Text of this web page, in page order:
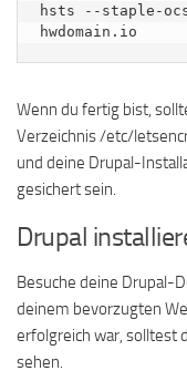
hsts --staple-
hwdomain.io
Wenn du fertig bist,
Verzeichnis /etc/
und deine Drupal-
gesichert sein.
Drupal
Besuche deine Drupal-
deinem bevorzugten
erfolgreich war, solltest
sehen.